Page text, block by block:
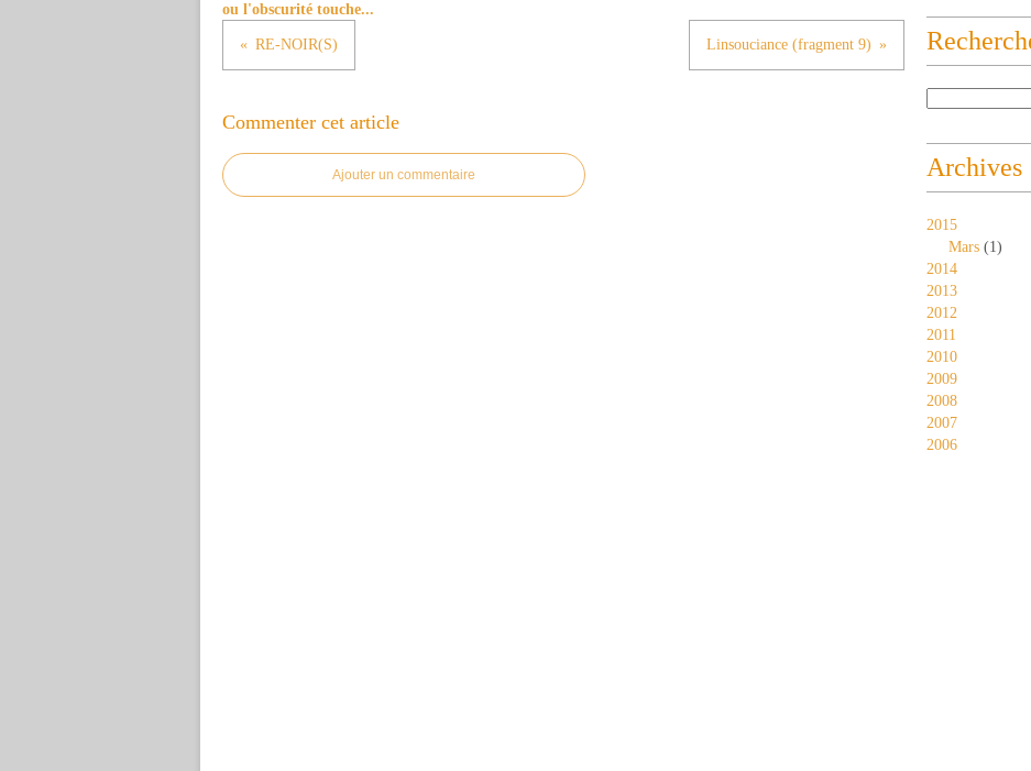
ou l'obscurité touche...
RE-NOIR(S) Linsouciance (fragment 9)
Commenter cet article
Ajouter un commentaire Archives
2015
Mars (1)
2014
2013
2012
2011
2010
2009
2008
2007
2006